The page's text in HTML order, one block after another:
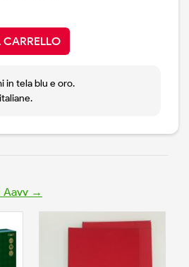
in tela blu e oro.
Aavv →